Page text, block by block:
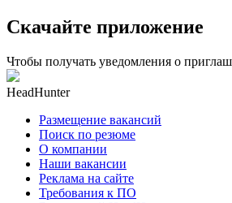
Скачайте приложение
Чтобы получать уведомления о
HeadHunter
Размещение вакансий
Поиск по резюме
О компании
Наши вакансии
Реклама на сайте
Требования к ПО